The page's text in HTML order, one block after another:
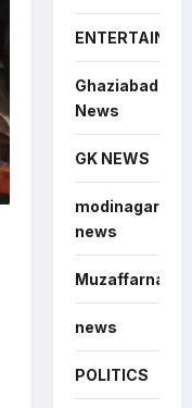
Ghaziabad
News
GK NEWS
modinagar
news
Muzaffarnagar
news
POLITICS